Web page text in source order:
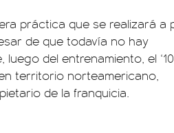
práctica que se realizará a
de que todavía no hay
del entrenamiento, el
territorio norteamericano,
de la franquicia.